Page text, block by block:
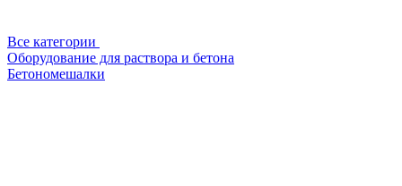
Все категории
Оборудование для раствора и бетона
Бетономешалки